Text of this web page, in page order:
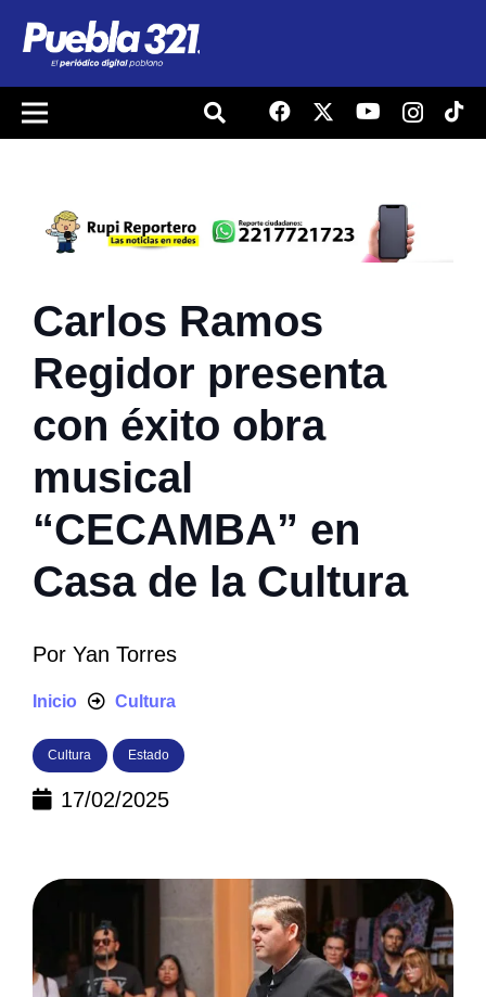
Carlos Ramos
Regidor presenta
con éxito obra
musical
“CECAMBA” en
Casa de la Cultura
Por Yan Torres
Inicio Cultura
Cultura Estado
17/02/2025